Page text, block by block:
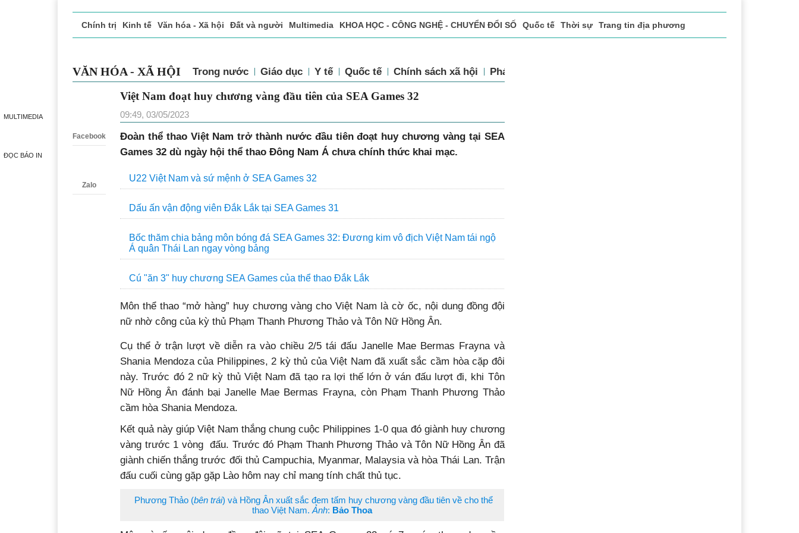
MULTIMEDIA
ĐỌC BÁO IN
Chính trị Kinh tế Văn hóa - Xã hội Đất và người Multimedia KHOA HỌC - CÔNG NGHỆ - CHUYỂN ĐỔI SỐ Quốc tế Thời sự Trang tin địa phương
VĂN HÓA - XÃ HỘI Trong nước Giáo dục Y tế Quốc tế Chính sách xã hội Pháp luật
Facebook
Zalo
Việt Nam đoạt huy chương vàng đầu tiên của SEA Games 32
09:49, 03/05/2023
Đoàn thể thao Việt Nam trở thành nước đầu tiên đoạt huy chương vàng tại SEA
Games 32 dù ngày hội thể thao Đông Nam Á chưa chính thức khai mạc.
U22 Việt Nam và sứ mệnh ở SEA Games 32
Dấu ấn vận động viên Đắk Lắk tại SEA Games 31
Bốc thăm chia bảng môn bóng đá SEA Games 32: Đương kim vô địch Việt Nam tái ngộ
Á quân Thái Lan ngay vòng bảng
Cú "ăn 3" huy chương SEA Games của thể thao Đắk Lắk
Môn thể thao “mở hàng” huy chương vàng cho Việt Nam là cờ ốc, nội dung đồng đội
nữ nhờ công của kỳ thủ Phạm Thanh Phương Thảo và Tôn Nữ Hồng Ân.
Cụ thể ở trận lượt về diễn ra vào chiều 2/5 tái đấu Janelle Mae Bermas Frayna và
Shania Mendoza của Philippines, 2 kỳ thủ của Việt Nam đã xuất sắc cầm hòa cặp đôi
này. Trước đó 2 nữ kỳ thủ Việt Nam đã tạo ra lợi thế lớn ở ván đấu lượt đi, khi Tôn
Nữ Hồng Ân đánh bại Janelle Mae Bermas Frayna, còn Phạm Thanh Phương Thảo
cầm hòa Shania Mendoza.
Kết quả này giúp Việt Nam thắng chung cuộc Philippines 1-0 qua đó giành huy chương
vàng trước 1 vòng đấu. Trước đó Phạm Thanh Phương Thảo và Tôn Nữ Hồng Ân đã
giành chiến thắng trước đối thủ Campuchia, Myanmar, Malaysia và hòa Thái Lan. Trận
đấu cuối cùng gặp gặp Lào hôm nay chỉ mang tính chất thủ tục.
Phương Thảo (bên trái) và Hồng Ân xuất sắc đem tấm huy chương vàng đầu tiên về cho thể
thao Việt Nam.Ảnh: Bảo Thoa